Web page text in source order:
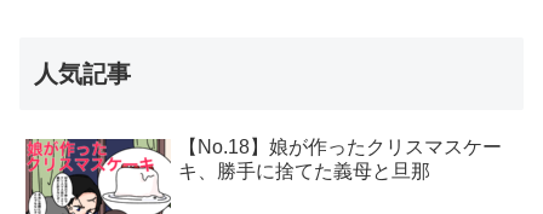
人気記事
【No.18】娘が作ったクリスマスケー
キ、勝手に捨てた義母と旦那